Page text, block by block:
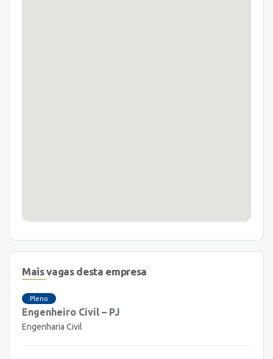
Mais vagas desta empresa
Pleno
Engenheiro Civil – PJ
Engenharia Civil